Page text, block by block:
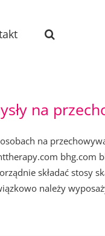
na
na
bhg.com
składać stosy
należy